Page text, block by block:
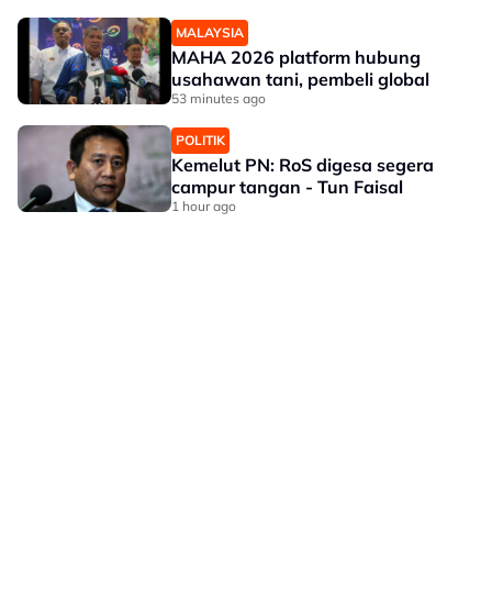
MALAYSIA
MAHA 2026 platform hubung
usahawan tani, pembeli global
53 minutes ago
POLITIK
Kemelut PN: RoS digesa segera
campur tangan - Tun Faisal
1 hour ago